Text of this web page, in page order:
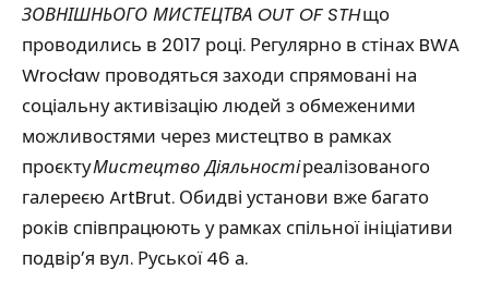
ЗОВНІШНЬОГО МИСТЕЦТВА OUT OF STHщо
проводились в 2017 році. Регулярно в стінах BWA
Wrocław проводяться заходи спрямовані на
соціальну активізацію людей з обмеженими
можливостями через мистецтво в рамках
проєктуМистецтво Діяльностіреалізованого
галереєю ArtBrut. Обидві установи вже багато
років співпрацюють у рамках спільної ініціативи
подвірʼя вул. Руської 46 а.